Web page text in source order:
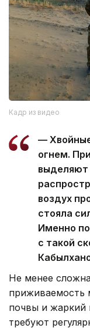
Кадр из видео
—
огнем.
выделяют
воздух
стояла
Именно
с такой
Не менее
приживаемость
почвы и жаркий
требуют